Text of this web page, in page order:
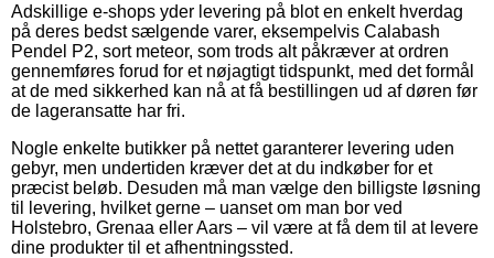
Adskillige e-shops yder levering på blot en enkelt hverdag
på deres bedst sælgende varer, eksempelvis Calabash
Pendel P2, sort meteor, som trods alt påkræver at ordren
gennemføres forud for et nøjagtigt tidspunkt, med det formål
at de med sikkerhed kan nå at få bestillingen ud af døren før
de lageransatte har fri.
Nogle enkelte butikker på nettet garanterer levering uden
gebyr, men undertiden kræver det at du indkøber for et
præcist beløb. Desuden må man vælge den billigste løsning
til levering, hvilket gerne – uanset om man bor ved
Holstebro, Grenaa eller Aars – vil være at få dem til at levere
dine produkter til et afhentningssted.